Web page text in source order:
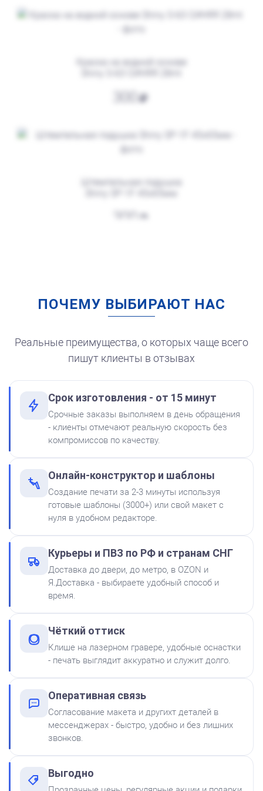
Печать ИП № Р31
от 550
Печать ИП № Р56
Заказать
от 600
Заказать
Краска на водной основе
Штемпельная подушка
300
Штемпельная подушка
для автоматической
250
Краска на водной основе
Shiny S-62 КРАСНАЯ 28ml
300
Shiny SP-2F 88х57мм
500
Краска на водной основе
300
Краска на водной основе
ПОЧЕМУ ВЫБИРАЮТ НАС
Реальные преимущества, о которых чаще всего
пишут клиенты в отзывах
Срок изготовления - от 15 минут
Срочные заказы выполняем в день обращения
- клиенты отмечают реальную скорость без
компромиссов по качеству.
Онлайн-конструктор и шаблоны
Создание печати за 2-3 минуты используя
готовые шаблоны (3000+) или свой макет с
нуля в удобном редакторе.
Курьеры и ПВЗ по РФ и странам СНГ
Доставка до двери, до метро, в OZON и
Я.Доставка - выбираете удобный способ и
время.
Чёткий оттиск
Клише на лазерном гравере, удобные оснастки
- печать выглядит аккуратно и служит долго.
Оперативная связь
Согласование макета и другихт деталей в
мессенджерах - быстро, удобно и без лишних
звонков.
Выгодно